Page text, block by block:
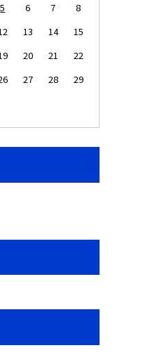
5 6 7
8
13 14
15
20 21
22
27 28
29